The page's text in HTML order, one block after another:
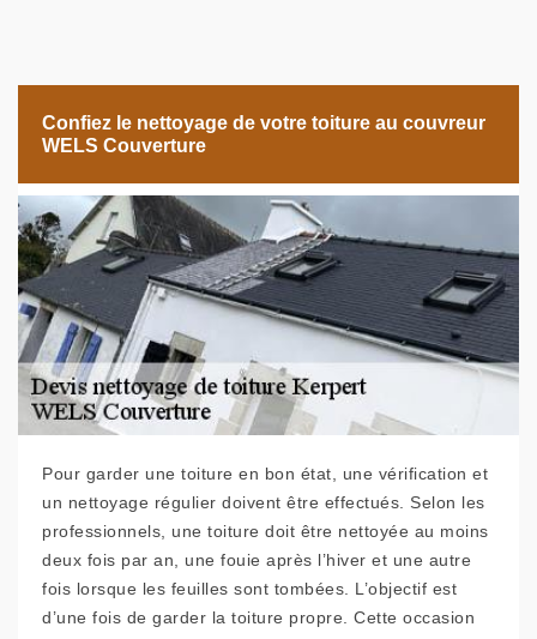
Confiez le nettoyage de votre toiture au couvreur
WELS Couverture
Pour garder une toiture en bon état, une vérification et
un nettoyage régulier doivent être effectués. Selon les
professionnels, une toiture doit être nettoyée au moins
deux fois par an, une fouie après l’hiver et une autre
fois lorsque les feuilles sont tombées. L’objectif est
d’une fois de garder la toiture propre. Cette occasion